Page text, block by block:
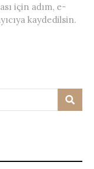
için adım, e-
kaydedilsin.